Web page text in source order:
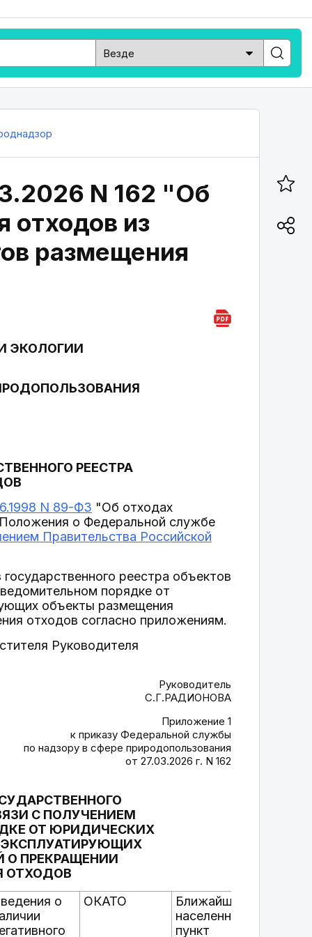
N 162 "Об
отходов из
размещения
ЭКОЛОГИИ
РЕЕСТРА
N 89-ФЗ "Об отходах
Положения о Федеральной службе
Правительства Российской
реестра объектов
порядке от
объекты размещения
отходов согласно приложениям.
Руководителя
Руководитель
С.Г.РАДИОНОВА
Приложение 1
к приказу Федеральной службы
по надзору в сфере природопользования
от 27.03.2026 г. N 162
С ПОЛУЧЕНИЕМ
ОТ ЮРИДИЧЕСКИХ
О ПРЕКРАЩЕНИИ
ОТХОДОВ
о
ОКАТО
Ближайший
населенный
пункт